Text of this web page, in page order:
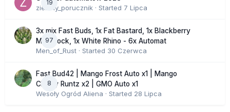
19
zielony_porucznik · Started 7 Lipca
97
3x mix Fast Buds, 1x Fat Bastard, 1x Blackberry
Moonrock, 1x White Rhino - 6x Automat
Men_of_Rust · Started 30 Czerwca
8
Fast Bud42 | Mango Frost Auto x1 | Mango
Cherry Runtz x2 | GMO Auto x1
Wesoły Ogród Aliena · Started 28 Lipca